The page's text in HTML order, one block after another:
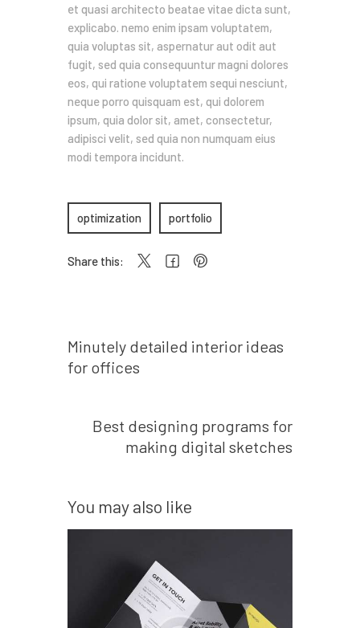
et quasi architecto beatae vitae dicta sunt,
explicabo. nemo enim ipsam voluptatem,
quia voluptas sit, aspernatur aut odit aut
fugit, sed quia consequuntur magni dolores
eos, qui ratione voluptatem sequi nesciunt,
neque porro quisquam est, qui dolorem
ipsum, quia dolor sit, amet, consectetur,
adipisci velit, sed quia non numquam eius
modi tempora incidunt.
optimization portfolio
Share this:
Minutely detailed interior ideas
for offices
Best designing programs for
making digital sketches
You may also like